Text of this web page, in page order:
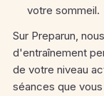
votre sommeil.
Sur Preparun,
d'entraînement
de votre niveau
séances que